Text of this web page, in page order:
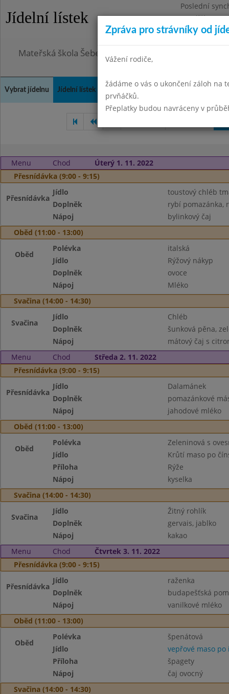
Jídelní lístek
Poslední
Pondělí
Omezení
Mateřská škola Šebetov, příspěvková organizace
Vybrat jídelnu Jídelní lístek
Menu Chod
Úterý 1. 11. 2022
Přesnídávka (9:00 - 9:15)
Přesnídávka
Jídlo
toustový chléb
Doplněk
rybí pomazánka,
Nápoj
bylinkový čaj
Oběd (11:00 - 13:00)
Oběd
Polévka
italská
Jídlo
Rýžový nákyp
Doplněk
ovoce
Nápoj
Mléko
Svačina (14:00 - 14:30)
Svačina
Jídlo
Chléb
Doplněk
šunková pěna,
Nápoj
mátový čaj s
Menu
Chod
Středa 2. 11. 2022
Přesnídávka (9:00 - 9:15)
Přesnídávka
Jídlo
Dalamánek
Doplněk
pomazánkové
Nápoj
jahodové mléko
Oběd (11:00 - 13:00)
Oběd
Polévka
Zeleninová s
Jídlo
Krůtí maso po
Příloha
Rýže
Nápoj
kyselka
Svačina (14:00 - 14:30)
Svačina
Jídlo
Žitný rohlík
Doplněk
gervais, jablko
Nápoj
kakao
Menu
Chod
Čtvrtek 3. 11. 2022
Přesnídávka (9:00 - 9:15)
Přesnídávka
Jídlo
raženka
Doplněk
budapešťská
Nápoj
vanilkové mléko
Oběd (11:00 - 13:00)
Oběd
Polévka
špenátová
Jídlo
vepřové maso po
Příloha
špagety
Nápoj
čaj ovocný
Svačina (14:00 - 14:30)
Zpráva pro strávníky od
Vážení rodiče,
žádáme o vás o ukončení záloh na
prvňáčků.
Přeplatky budou navráceny v